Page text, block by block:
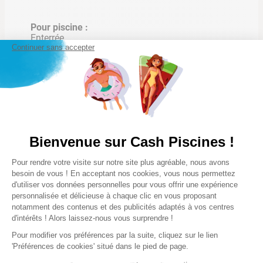
Convient pour les
enterrées
Panier avec filtres
Brosse avant active
Robot léger et
facilement
manipulable
Pour piscine :
Enterrée
Types de fond
Plat
Longueur max du bassin
Nettoyage
Fond, parois et ligne d'eau
Forme du bassin
Toutes formes
Les plus
Destiné aux piscines hors-sol à parois rigides
et aux piscines enterrées
Continuer sans accepter
Bienvenue sur Cash Piscines !
Plateforme de Gestion du
Pour rendre votre visite sur notre site plus agréable, nous avons
besoin de vous ! En acceptant nos cookies, vous nous permettez
d'utiliser vos données personnelles pour vous offrir une expérience
personnalisée et délicieuse à chaque clic en vous proposant
notamment des contenus et des publicités adaptés à vos centres
d'intérêts ! Alors laissez-nous vous surprendre !
Pour modifier vos préférences par la suite, cliquez sur le lien
'Préférences de cookies' situé dans le pied de page.
Axeptio consent